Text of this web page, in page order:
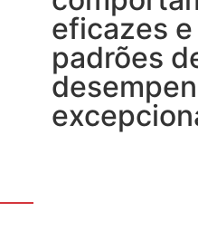
eficazes e
padrões